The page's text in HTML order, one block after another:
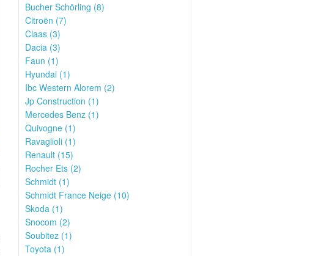
Bucher Schörling (8)
Citroën (7)
Claas (3)
Dacia (3)
Faun (1)
Hyundai (1)
Ibc Western Alorem (2)
Jp Construction (1)
Mercedes Benz (1)
Quivogne (1)
Ravaglioli (1)
Renault (15)
Rocher Ets (2)
Schmidt (1)
Schmidt France Neige (10)
Skoda (1)
Snocom (2)
Soubitez (1)
Toyota (1)